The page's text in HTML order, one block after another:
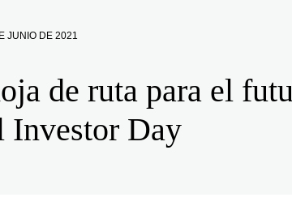
JUNIO DE 2021
de ruta para el
Investor Day